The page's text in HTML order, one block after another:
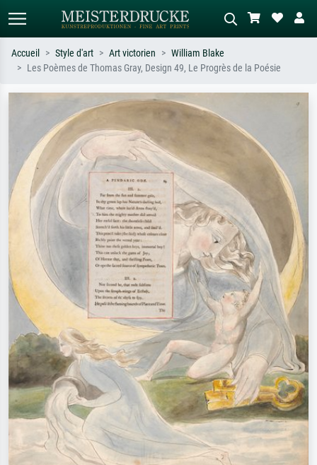
Recherchez par artiste, titre ou style –
ex. Monet, Nuit étoilée,
impressionnisme, vague de Hokusai,
nu.
Décrivez la scène – ex. prairie verte,
abstrait avec beaucoup de rouge,
tableau sombre, nu debout près d'un
Accueil Style d'art Art victorien
William Blake
Les Poèmes de Thomas Gray, Design 49, Le Progrès de la Poésie